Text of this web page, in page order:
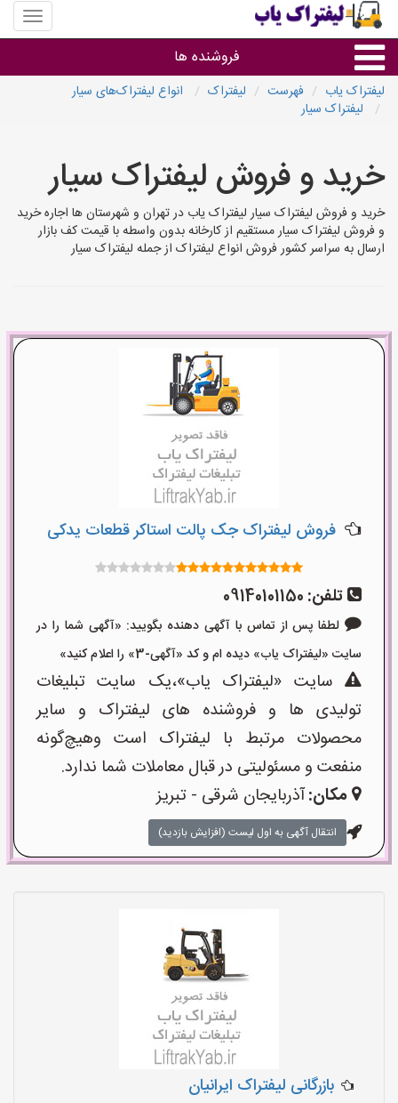
منوی
سایت
یاب
فروشنده ها
استان ها
لیفتراک یاب فهرست لیفتراک
انواع لیفتراک‌های سیار
لیفتراک‌ سیار
خرید و فروش لیفتراک‌ سیار
خرید و فروش لیفتراک‌ سیار لیفتراک یاب در تهران و شهرستان ها اجاره خرید
و فروش لیفتراک‌ سیار مستقیم از کارخانه بدون واسطه با قیمت کف بازار
ارسال به سراسر کشور فروش انواع لیفتراک از جمله لیفتراک‌ سیار
فروش لیفتراک جک پالت استاکر قطعات یدکی
تلفن: 09140101150
لطفا پس از تماس با آگهی دهنده بگویید: «آگهی شما را در
سایت «لیفتراک یاب» دیده ام و کد «آگهی-3» را اعلام کنید»
سایت «لیفتراک یاب»،یک سایت تبلیغات
تولیدی ها و فروشنده های لیفتراک و سایر
محصولات مرتبط با لیفتراک است وهیچ‌گونه
منفعت و مسئولیتی در قبال معاملات شما ندارد.
مکان:آذربایجان شرقی - تبریز
انتقال آگهی به اول لیست (افزایش بازدید)
بازرگانی لیفتراک ایرانیان